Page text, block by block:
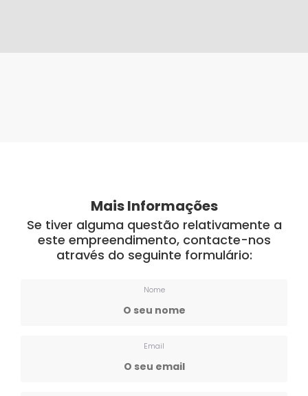
Mais Informações
Se tiver alguma questão relativamente a
este empreendimento, contacte-nos
através do seguinte formulário:
Nome
Email